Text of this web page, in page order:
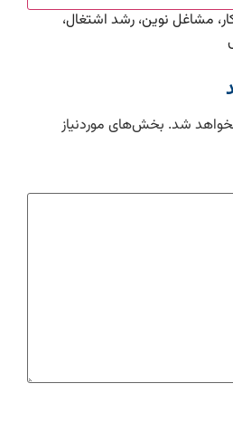
مشاغل نوین، رشد اشتغال،
شد. بخش‌های موردنیاز